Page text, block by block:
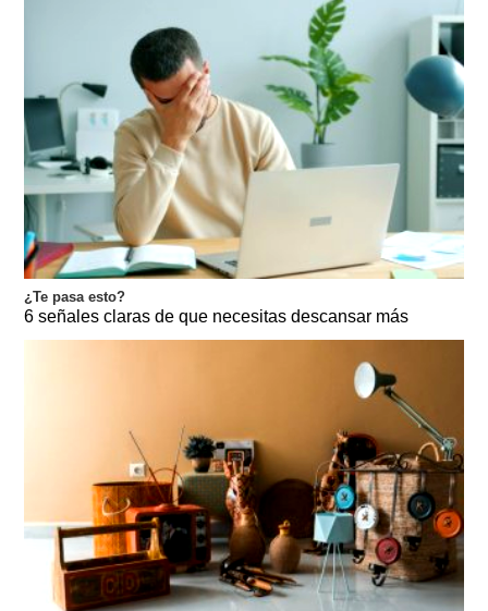
¿Te pasa esto?
6 señales claras de que necesitas descansar más